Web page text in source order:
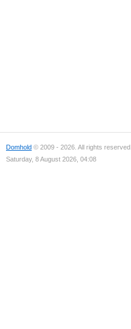
Domhold © 2009 - 2026. All rights reserved.
Saturday, 8 August 2026, 04:08